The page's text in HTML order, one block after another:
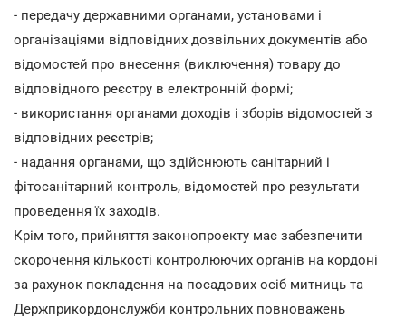
- передачу державними органами, установами і
організаціями відповідних дозвільних документів або
відомостей про внесення (виключення) товару до
відповідного реєстру в електронній формі;
- використання органами доходів і зборів відомостей з
відповідних реєстрів;
- надання органами, що здійснюють санітарний і
фітосанітарний контроль, відомостей про результати
проведення їх заходів.
Крім того, прийняття законопроекту має забезпечити
скорочення кількості контролюючих органів на кордоні
за рахунок покладення на посадових осіб митниць та
Держприкордонслужби контрольних повноважень